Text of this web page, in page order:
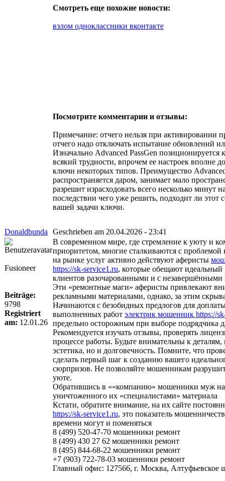
Смотреть еще похожие новости:
взлом одноклассники вконтакте
Посмотрите комментарии и отзывы:
Примечание: отчего нельзя при активировании
отчего надо отключать испытание обновлений
Изначально Advanced PassGen позиционируется
всякий трудности, впрочем ее настроек вполне
ключи некоторых типов. Преимущество
распространяется даром, занимает мало
разрешит израсходовать всего несколько минут
последствии чего уже решить, подходит ли этот
вашей задачи ключи.
Donaldbunda Geschrieben am 20.04.2026 - 23:41
Fusioneer
Beiträge:
9798
Registriert
am: 12.01.26
В современном мире, где стремление к уюту и
приоритетом, многие сталкиваются с
на рынке услуг активно действуют аферисты
https://sk-service1.ru, которые обещают идеальный
клиентов разочарованными и с незавершёнными
Эти «ремонтные маги» аферисты привлекают
рекламными материалами, однако, за этим
Начинаются с безобидных предлогов для
выполненных работ электрик мошенник https://
предельно осторожным при выборе подрядчика
Рекомендуется изучать отзывы, проверять
процессе работы. Будьте внимательны к
эстетика, но и долговечность. Помните, что
сделать первый шаг к созданию вашего
сюрпризов. Не позволяйте мошенникам
уюте.
Обратившись в ««компанию» мошенники муж на
уничтоженного их «специалистами» материала
Кстати, обратите внимание, на их сайте
https://sk-service1.ru, это показатель
времени могут и поменяться
8 (499) 520-47-70 мошенники ремонт
8 (499) 430 27 62 мошенники ремонт
8 (495) 844-68-22 мошенники ремонт
+7 (903) 722-78-03 мошенники ремонт
Главный офис: 127566, г. Москва, Алтуфьевское